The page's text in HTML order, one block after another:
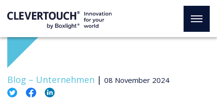
Blog – Unternehmen | 08 November 2024